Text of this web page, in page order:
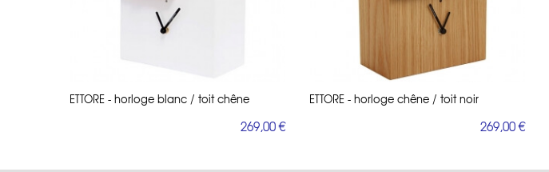
ETTORE - horloge blanc / toit chêne
269,00 €
ETTORE - horloge chêne / toit noir
269,00 €